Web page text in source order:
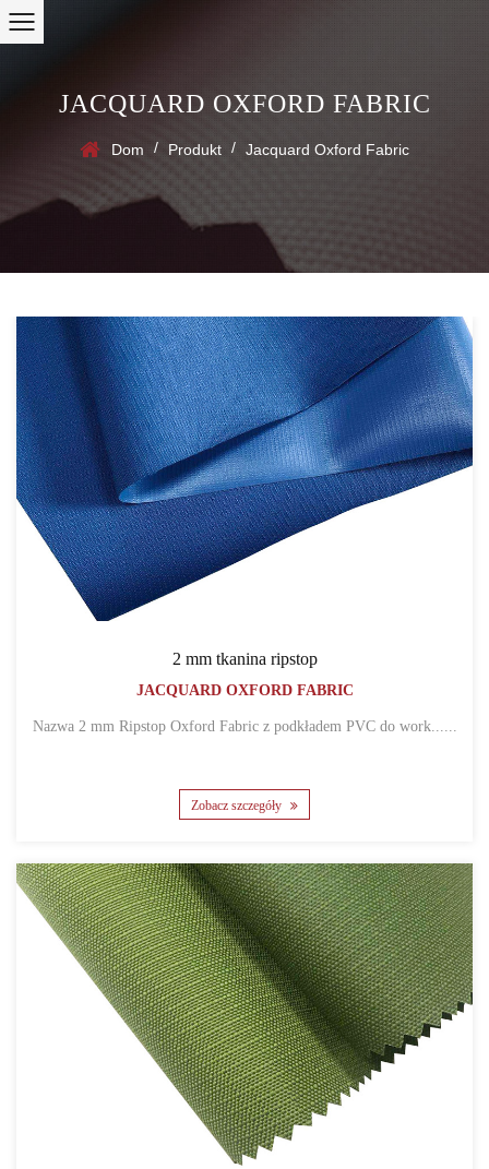
JACQUARD OXFORD FABRIC
Dom / Produkt / Jacquard Oxford Fabric
2 mm tkanina ripstop
JACQUARD OXFORD FABRIC
Nazwa 2 mm Ripstop Oxford Fabric z podkładem PVC do work......
Zobacz szczegóły